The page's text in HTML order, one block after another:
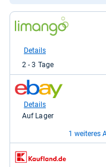
zum
Shop:
Limango
30,99
kaufen.
Details
2 - 3 Tage
zum
Shop:
eBay
kaufen.
Details
Auf Lager
1 weiteres
zum
Shop:
zum
Shop: